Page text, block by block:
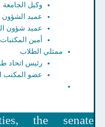
وكيل الجامعة
عميد الشؤون العلمية
عميد شؤون الطلاب
أمين المكتبات
ممثلي الطلاب
رئيس اتحاد طلاب
عضو المكتب
the